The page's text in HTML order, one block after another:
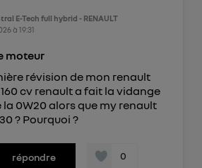
E-Tech full hybrid - RENAULT
à 19:31
moteur
révision de mon renault
160 cv renault a fait la vidange
0W20 alors que my renault
? Pourquoi ?
répondre 0